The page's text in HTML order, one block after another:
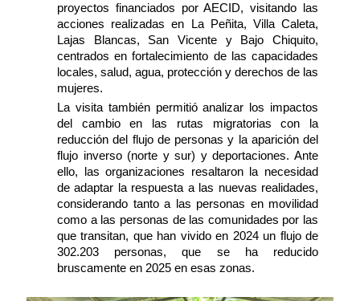
proyectos financiados por AECID, visitando las
acciones realizadas en La Peñita, Villa Caleta,
Lajas Blancas, San Vicente y Bajo Chiquito,
centrados en fortalecimiento de las capacidades
locales, salud, agua, protección y derechos de las
mujeres.
La visita también permitió analizar los impactos
del cambio en las rutas migratorias con la
reducción del flujo de personas y la aparición del
flujo inverso (norte y sur) y deportaciones. Ante
ello, las organizaciones resaltaron la necesidad
de adaptar la respuesta a las nuevas realidades,
considerando tanto a las personas en movilidad
como a las personas de las comunidades por las
que transitan, que han vivido en 2024 un flujo de
302.203 personas, que se ha reducido
bruscamente en 2025 en esas zonas.